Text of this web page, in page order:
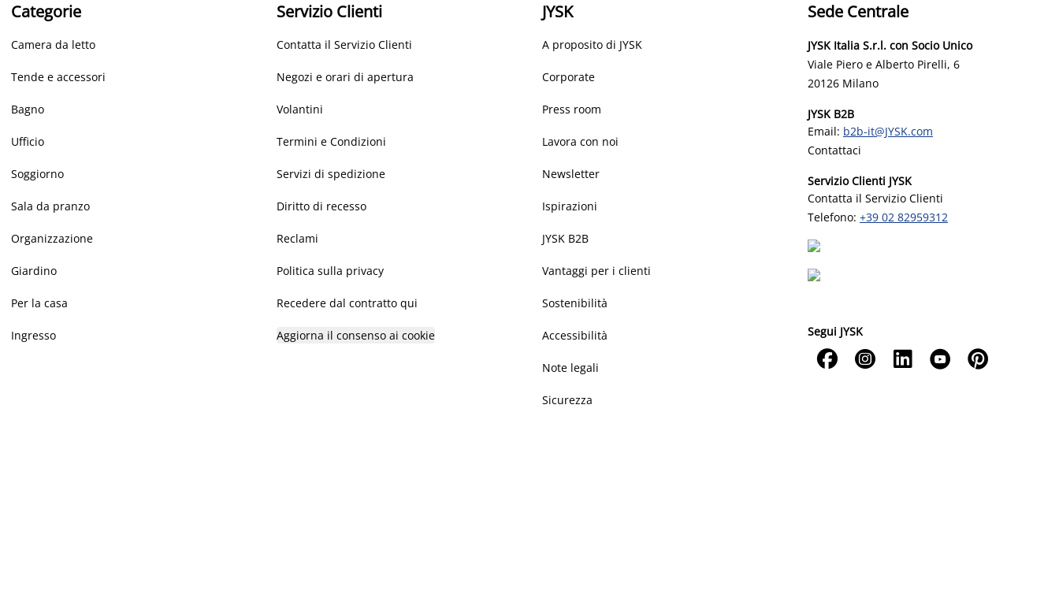
Categorie
Camera da letto
Tende e accessori
Bagno
Ufficio
Soggiorno
Sala da pranzo
Organizzazione
Giardino
Per la casa
Ingresso
Servizio Clienti
Contatta il Servizio Clienti
Negozi e orari di apertura
Volantini
Termini e Condizioni
Servizi di spedizione
Diritto di recesso
Reclami
Politica sulla privacy
Recedere dal contratto qui
Aggiorna il consenso ai cookie
JYSK
A proposito di JYSK
Corporate
Press room
Lavora con noi
Newsletter
Ispirazioni
JYSK B2B
Vantaggi per i clienti
Sostenibilità
Accessibilità
Note legali
Sicurezza
Sede Centrale
JYSK Italia S.r.l. con Socio Unico
Viale Piero e Alberto Pirelli, 6
20126 Milano
JYSK B2B
Email: b2b-it@JYSK.com
Contattaci
Servizio Clienti JYSK
Contatta il Servizio Clienti
Telefono: +39 02 82959312
Segui JYSK
    